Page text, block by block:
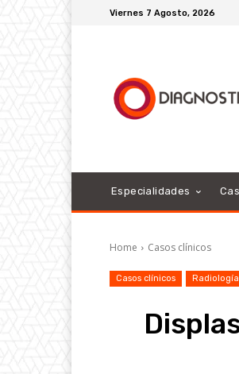
Viernes 7 Agosto, 2026
Especialidades
Home Casos clínicos
Casos clínicos Radiología